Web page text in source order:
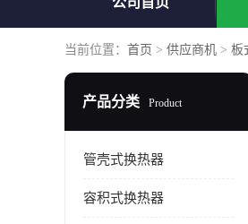
当前位置： 首页 > 供应商机 > 板
产品分类 Product
管壳式换热器
容积式换热器